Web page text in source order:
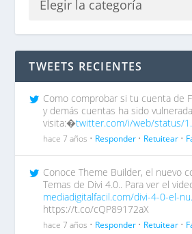
TWEETS RECIENTES
Como comprobar si tu cuenta de
y demás cuentas ha sido
visita:�twitter.com/i/web/status/
hace 7 años • Responder • Retuitear •
Conoce Theme Builder, el nuevo
Temas de Divi 4.0.. Para ver el
mediadigitalfacil.com/divi-4-0-el-
https://t.co/cQP89172aX
hace 7 años • Responder • Retuitear •